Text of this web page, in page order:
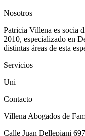
Nosotros
Patricia Villena es socia
2010, especializado en
distintas áreas de esta
Servicios
Uni
Contacto
Villena Abogados de
Calle Juan Dellepiani